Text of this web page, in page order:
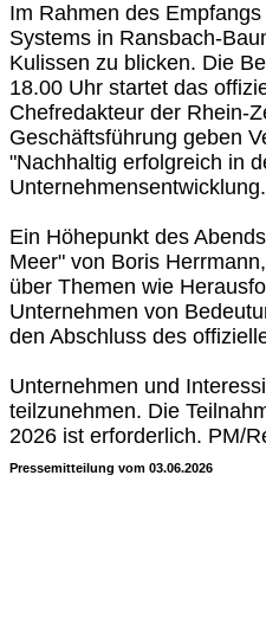
Im Rahmen des
Systems in Ransbach-
Kulissen zu blicken. Die
18.00 Uhr startet das
Chefredakteur der Rhein-
Geschäftsführung geben
"Nachhaltig erfolgreich in
Unternehmensentwicklung.
Ein Höhepunkt des
Meer" von Boris
über Themen wie
Unternehmen von
den Abschluss des
Unternehmen und
teilzunehmen. Die
2026 ist erforderlich. PM/
Pressemitteilung vom 03.06.2026